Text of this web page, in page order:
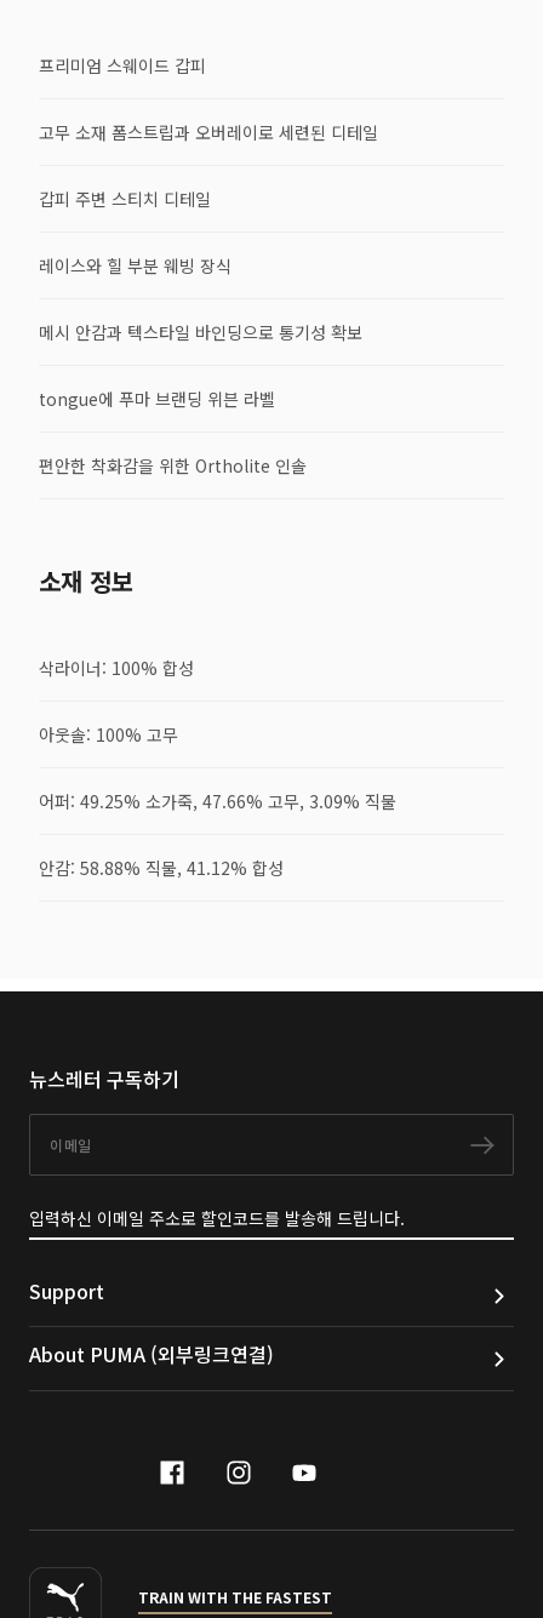
프리미엄 스웨이드 갑피
고무 소재 폼스트립과 오버레이로 세련된 디테일
갑피 주변 스티치 디테일
레이스와 힐 부분 웨빙 장식
메시 안감과 텍스타일 바인딩으로 통기성 확보
tongue에 푸마 브랜딩 위븐 라벨
편안한 착화감을 위한 Ortholite 인솔
소재 정보
삭라이너: 100% 합성
아웃솔: 100% 고무
어퍼: 49.25% 소가죽, 47.66% 고무, 3.09% 직물
안감: 58.88% 직물, 41.12% 합성
뉴스레터 구독하기
구독
입력하신 이메일 주소로 할인코드를 발송해 드립니다.
Support
About PUMA (외부링크연결)
facebook
instagram
youtube
TRAIN WITH THE FASTEST